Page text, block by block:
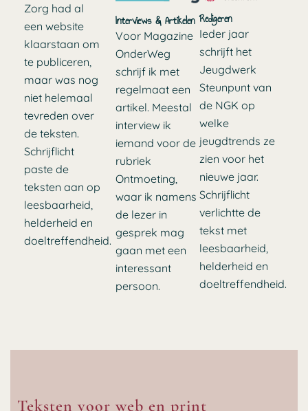
Zorg had al
een website
klaarstaan om
te publiceren,
maar was nog
niet helemaal
tevreden over
de teksten.
Schrijflicht
paste de
teksten aan op
leesbaarheid,
helderheid en
doeltreffendheid.
Interviews & Artikelen
Voor Magazine
OnderWeg
schrijf ik met
regelmaat een
artikel. Meestal
interview ik
iemand voor de
rubriek
Ontmoeting,
waar ik namens
de lezer in
gesprek mag
gaan met een
interessant
persoon.
Redigeren
Ieder jaar
schrijft het
Jeugdwerk
Steunpunt van
de NGK op
welke
jeugdtrends ze
zien voor het
nieuwe jaar.
Schrijflicht
verlichtte de
tekst met
leesbaarheid,
helderheid en
doeltreffendheid.
Teksten voor web en print